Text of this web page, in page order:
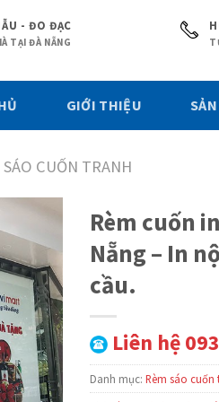
- ĐO ĐẠC
TẠI ĐÀ NẴNG
GIỚI THIỆU
SÁO CUỐN TRANH
Rèm cuốn
Nẵng – In
cầu.
Liên hệ
Danh mục:Rèm sáo cuốn